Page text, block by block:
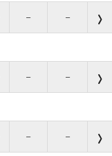
– –
– –
– –